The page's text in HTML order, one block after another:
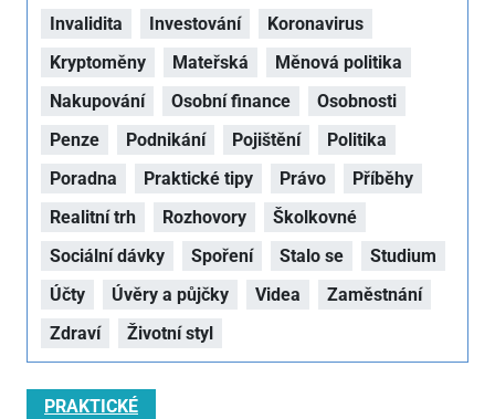
Invalidita Investování
Koronavirus
Kryptoměny
Mateřská
Měnová politika
Nakupování
Osobní finance
Osobnosti
Penze
Podnikání Pojištění
Politika
Poradna
Praktické tipy Právo
Příběhy
Realitní trh
Rozhovory
Školkovné
Sociální dávky
Spoření Stalo se
Studium
Účty
Úvěry a půjčky Videa
Zaměstnání
Zdraví
Životní styl
PRAKTICKÉ